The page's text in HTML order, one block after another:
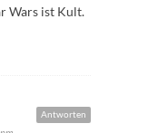
Wars ist Kult.
Antworten